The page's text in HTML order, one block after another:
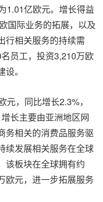
1.01亿欧元。增长得益
国际业务的拓展，以及
行相关服务的持续需
员工，投资3,210万欧
。
，同比增长2.3%，
长主要由亚洲地区网
务相关的消费品服务驱
续发展相关服务在全球
该板块在全球拥有约
欧元，进一步拓展服务